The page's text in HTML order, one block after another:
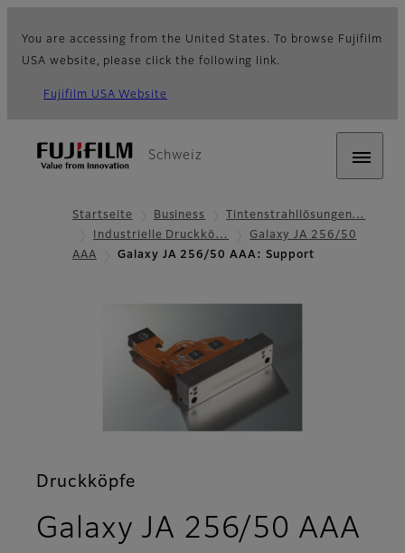
You are accessing from the United States. To browse Fujifilm
USA website, please click the following link.
Fujifilm USA Website
Schweiz
Startseite Business
Tintenstrahllösungen…
Industrielle Druckkö…
Galaxy JA 256/50
AAA
Galaxy JA 256/50 AAA: Support
Druckköpfe
Galaxy JA 256/50 AAA